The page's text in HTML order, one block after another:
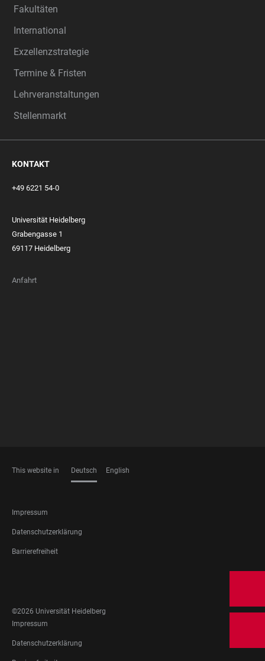
Fakultäten
International
Exzellenzstrategie
Termine & Fristen
Lehrveranstaltungen
Stellenmarkt
KONTAKT
+49 6221 54-0
Universität Heidelberg
Grabengasse 1
69117 Heidelberg
Anfahrt
This website in Deutsch English
FOOTER
LEGAL
Impressum
Datenschutzerklärung
Barrierefreiheit
MEDIA
©2026 Universität Heidelberg
FOOTER
LEGAL
Impressum
Datenschutzerklärung